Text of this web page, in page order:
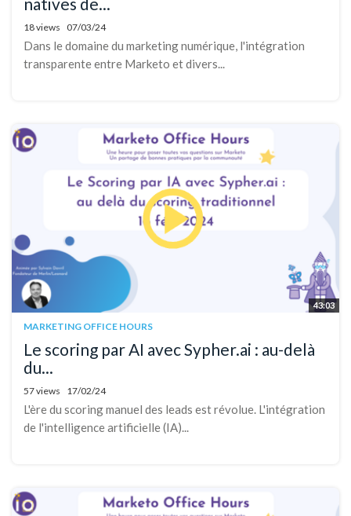
18 views 07/03/24
Dans le domaine du marketing numérique, l'intégration
transparente entre Marketo et divers...
43:03
MARKETING OFFICE HOURS
Le scoring par AI avec Sypher.ai : au-delà
du...
57 views 17/02/24
L'ère du scoring manuel des leads est révolue. L'intégration
de l'intelligence artificielle (IA)...